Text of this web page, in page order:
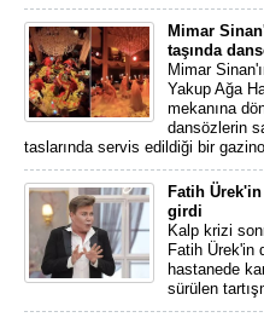
Mimar
taşında
Mimar
Yakup Ağa
mekanına
dansözlerin
taslarında servis edildiği bir
Fatih
girdi
Kalp krizi
Fatih Ürek'in
hastanede
sürülen